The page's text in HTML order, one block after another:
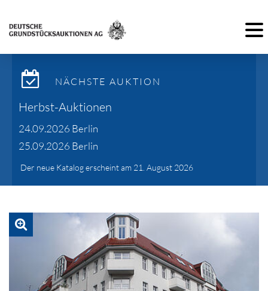
NÄCHSTE AUKTION
Herbst-Auktionen
24.09.2026 Berlin
25.09.2026 Berlin
Der neue Katalog erscheint am 21. August 2026